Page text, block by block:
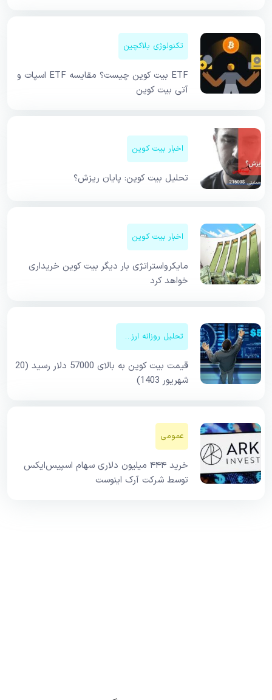
تکنولوژی بلاکچین
ETF بیت کوین چیست؟ مقایسه ETF اسپات و
آتی بیت کوین
اخبار بیت کوین
تحلیل بیت کوین: پایان ریزش؟
اخبار بیت کوین
مایکرواستراتژی بار دیگر بیت کوین خریداری
خواهد کرد
تحلیل روزانه ارزهای دیجیتال
قیمت بیت کوین به بالای 57000 دلار رسید (20
شهریور 1403)
عمومی
خرید ۴۴۴ میلیون دلاری سهام اسپیس‌ایکس
توسط شرکت آرک اینوست